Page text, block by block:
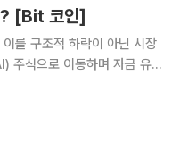
? [Bit 코인]
를 구조적 하락이 아닌 시장
주식으로 이동하며 자금 유입